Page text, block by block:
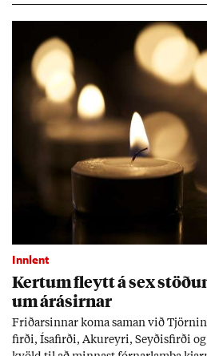
Innlent
Kert­um fleytt á sex
um árás­irn­ar
Frið­arsinn­ar koma sam­an við
firði, Ísa­firði, Ak­ur­eyri, Seyð­is­firði